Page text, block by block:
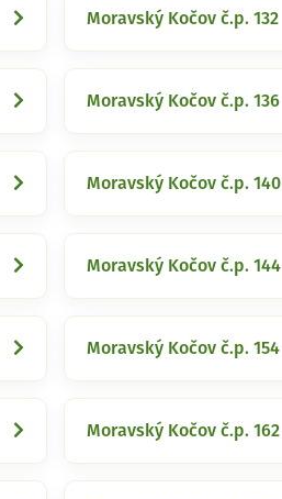
Moravský Kočov č.p. 132
Moravský Kočov č.p. 136
Moravský Kočov č.p. 140
Moravský Kočov č.p. 144
Moravský Kočov č.p. 154
Moravský Kočov č.p. 162